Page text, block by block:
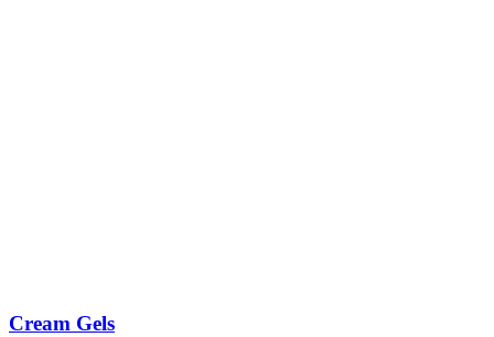
Cream Gels